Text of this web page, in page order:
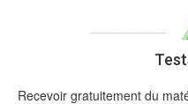
Recevoir gratuitement du